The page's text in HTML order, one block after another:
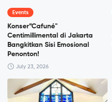
Events
Konser”Cafuné"
Centimillimental di Jakarta
Bangkitkan Sisi Emosional
Penonton!
July 23, 2026